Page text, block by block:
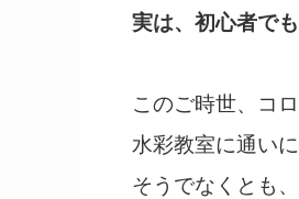
実は、初心者で
このご時世、コ
水彩教室に通い
そうでなくとも